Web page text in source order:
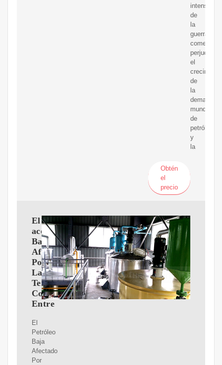
de
la
guerra
comercial
perjudique
el
de
la
demanda
mundial
de
petróleo
y
la
Obtén
el
precio
El
aceite
Baja
Afectado
Por
Las
Tensiones
Comerciales
Entre
El
Petróleo
Baja
Afectado
Por